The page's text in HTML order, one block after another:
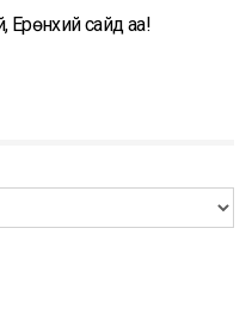
Ерөнхий сайд аа!